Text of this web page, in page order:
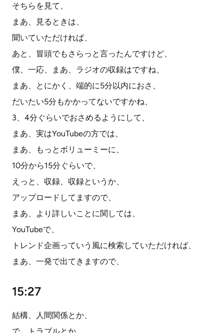
そちらを見て、
まあ、見るときは、
聞いていただければ、
あと、冒頭でもさらっと言ったんですけど、
僕、一応、まあ、ラジオの収録はですね、
まあ、とにかく、端的に5分以内におさ、
だいたい5分もかかってないですかね、
3、4分ぐらいでおさめるようにして、
まあ、実はYouTubeの方では、
まあ、もっとボリューミーに、
10分から15分ぐらいで、
えっと、収録、収録というか、
アップロードしてますので、
まあ、より詳しいことに関しては、
YouTubeで、
トレンド企画っていう風に検索していただければ、
まあ、一発で出てきますので、
15:27
結構、人間関係とか、